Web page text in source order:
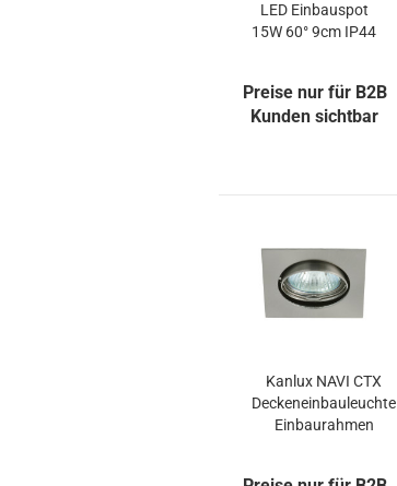
LED Einbauspot
15W 60° 9cm IP44
warmweiss
Preise nur für B2B
Kunden sichtbar
Kanlux NAVI CTX
Deckeneinbauleuchte
Einbaurahmen